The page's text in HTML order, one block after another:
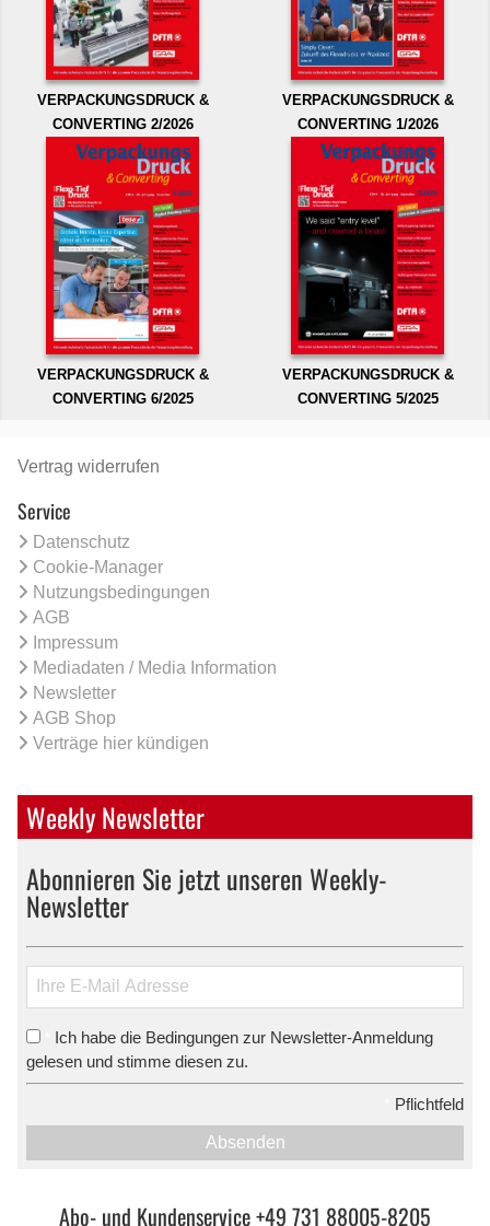
VERPACKUNGSDRUCK &
CONVERTING 2/2026
VERPACKUNGSDRUCK &
CONVERTING 1/2026
VERPACKUNGSDRUCK &
CONVERTING 6/2025
VERPACKUNGSDRUCK &
CONVERTING 5/2025
Vertrag widerrufen
Service
Datenschutz
Cookie-Manager
Nutzungsbedingungen
AGB
Impressum
Mediadaten / Media Information
Newsletter
AGB Shop
Verträge hier kündigen
Weekly Newsletter
Abonnieren Sie jetzt unseren Weekly-
Newsletter
Ich habe die Bedingungen zur Newsletter-Anmeldung
gelesen und stimme diesen zu.
Pflichtfeld
Absenden
Abo- und Kundenservice +49 731 88005-8205